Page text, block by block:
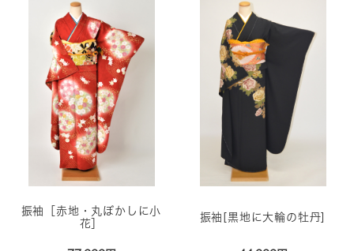
振袖［赤地・丸ぼかしに小
花］
振袖[黒地に大輪の牡丹]